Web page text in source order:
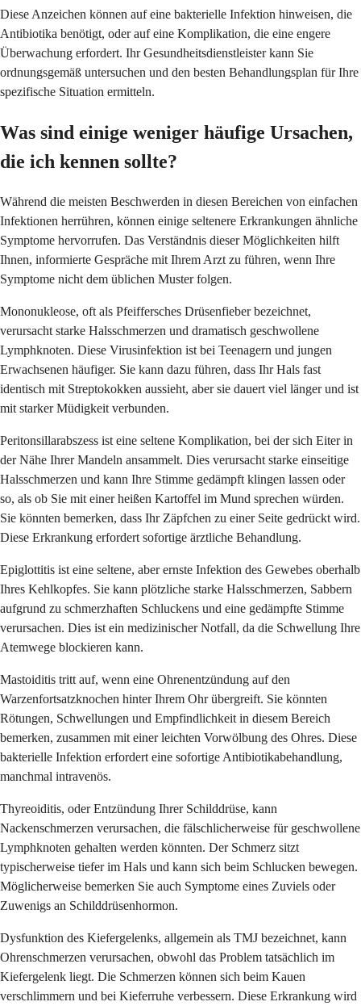
Diese Anzeichen können auf eine bakterielle Infektion hinweisen, die
Antibiotika benötigt, oder auf eine Komplikation, die eine engere
Überwachung erfordert. Ihr Gesundheitsdienstleister kann Sie
ordnungsgemäß untersuchen und den besten Behandlungsplan für Ihre
spezifische Situation ermitteln.
Was sind einige weniger häufige Ursachen,
die ich kennen sollte?
Während die meisten Beschwerden in diesen Bereichen von einfachen
Infektionen herrühren, können einige seltenere Erkrankungen ähnliche
Symptome hervorrufen. Das Verständnis dieser Möglichkeiten hilft
Ihnen, informierte Gespräche mit Ihrem Arzt zu führen, wenn Ihre
Symptome nicht dem üblichen Muster folgen.
Mononukleose, oft als Pfeiffersches Drüsenfieber bezeichnet,
verursacht starke Halsschmerzen und dramatisch geschwollene
Lymphknoten. Diese Virusinfektion ist bei Teenagern und jungen
Erwachsenen häufiger. Sie kann dazu führen, dass Ihr Hals fast
identisch mit Streptokokken aussieht, aber sie dauert viel länger und ist
mit starker Müdigkeit verbunden.
Peritonsillarabszess ist eine seltene Komplikation, bei der sich Eiter in
der Nähe Ihrer Mandeln ansammelt. Dies verursacht starke einseitige
Halsschmerzen und kann Ihre Stimme gedämpft klingen lassen oder
so, als ob Sie mit einer heißen Kartoffel im Mund sprechen würden.
Sie könnten bemerken, dass Ihr Zäpfchen zu einer Seite gedrückt wird.
Diese Erkrankung erfordert sofortige ärztliche Behandlung.
Epiglottitis ist eine seltene, aber ernste Infektion des Gewebes oberhalb
Ihres Kehlkopfes. Sie kann plötzliche starke Halsschmerzen, Sabbern
aufgrund zu schmerzhaften Schluckens und eine gedämpfte Stimme
verursachen. Dies ist ein medizinischer Notfall, da die Schwellung Ihre
Atemwege blockieren kann.
Mastoiditis tritt auf, wenn eine Ohrenentzündung auf den
Warzenfortsatzknochen hinter Ihrem Ohr übergreift. Sie könnten
Rötungen, Schwellungen und Empfindlichkeit in diesem Bereich
bemerken, zusammen mit einer leichten Vorwölbung des Ohres. Diese
bakterielle Infektion erfordert eine sofortige Antibiotikabehandlung,
manchmal intravenös.
Thyreoiditis, oder Entzündung Ihrer Schilddrüse, kann
Nackenschmerzen verursachen, die fälschlicherweise für geschwollene
Lymphknoten gehalten werden könnten. Der Schmerz sitzt
typischerweise tiefer im Hals und kann sich beim Schlucken bewegen.
Möglicherweise bemerken Sie auch Symptome eines Zuviels oder
Zuwenigs an Schilddrüsenhormon.
Dysfunktion des Kiefergelenks, allgemein als TMJ bezeichnet, kann
Ohrenschmerzen verursachen, obwohl das Problem tatsächlich im
Kiefergelenk liegt. Die Schmerzen können sich beim Kauen
verschlimmern und bei Kieferruhe verbessern. Diese Erkrankung wird